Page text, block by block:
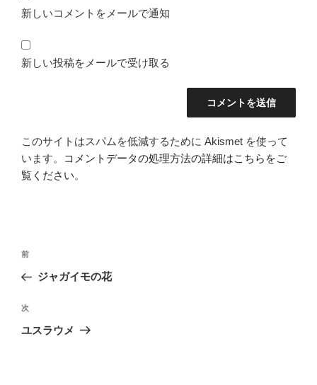
新しいコメントをメールで通知
新しい投稿をメールで受け取る
このサイトはスパムを低減するために Akismet を使って
います。
コメントデータの処理方法の詳細はこちらをご
覧ください。
投
ナ
ビ
ゲ
前
の
稿
前
ジャガイモの花
次
の
次
ユスラウメ